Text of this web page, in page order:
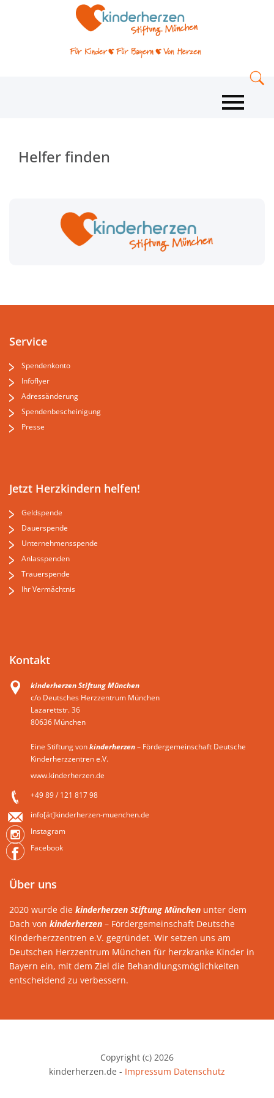
Helfer finden
Service
Spendenkonto
Infoflyer
Adressänderung
Spendenbescheinigung
Presse
Jetzt Herzkindern helfen!
Geldspende
Dauerspende
Unternehmensspende
Anlasspenden
Trauerspende
Ihr Vermächtnis
Kontakt
kinderherzen Stiftung München
c/o Deutsches Herzzentrum München
Lazarettstr. 36
80636 München
Eine Stiftung vonkinderherzen– Fördergemeinschaft Deutsche
Kinderherzzentren e.V.
www.kinderherzen.de
+49 89 / 121 817 98
info[ät]kinderherzen-muenchen.de
Instagram
Facebook
Über uns
2020 wurde die kinderherzen Stiftung München unter dem
Dach von kinderherzen – Fördergemeinschaft Deutsche
Kinderherzzentren e.V. gegründet. Wir setzen uns am
Deutschen Herzzentrum München für herzkranke Kinder in
Bayern ein, mit dem Ziel die Behandlungsmöglichkeiten
entscheidend zu verbessern.
Copyright (c) 2026
kinderherzen.de - Impressum Datenschutz